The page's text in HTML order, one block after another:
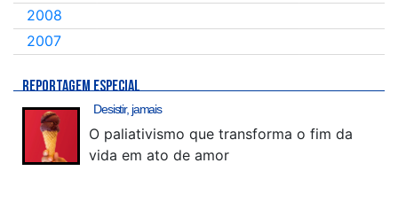
2008
2007
REPORTAGEM ESPECIAL
Desistir, jamais
O paliativismo que transforma o fim da
vida em ato de amor